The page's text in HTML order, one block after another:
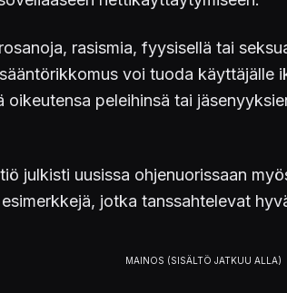
rasismia, fyysisellä tai
voi tuoda
peleihinsä tai
julkisti uusissa ohjenuorissaan
jotka tanssahtelevat